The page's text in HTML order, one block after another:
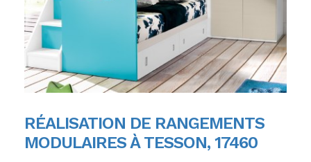
RÉALISATION DE RANGEMENTS
MODULAIRES À TESSON, 17460